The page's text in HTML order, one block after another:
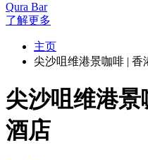
Qura Bar
了解更多
主页
尖沙咀维港景咖啡 | 香
尖沙咀维港景
酒店